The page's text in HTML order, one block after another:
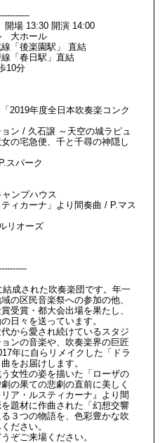
場 13:30 開演 14:00
大ホール
「後楽園駅」 直結
「春日駅」直結
10分
2019年度全日本吹奏楽コンク
ン / 久石譲 ～天空の城ラピュ
の宅急便、千と千尋の神隠し
スパーク
ンプハウス
ィカーナ」より間奏曲 / P.マス
リオーズ
成された吹奏楽団です。年一
の区民音楽祭への参加の他、
受賞・都大会出場を果たし、
日々を送っています。
から愛され続けているスタジ
ンの音楽や、吹奏楽界の巨匠
年に自らリメイクした「ドラ
をお届けします。
女性の姿を描いた「ローザの
の果ての悲劇の直前に美しく
ア・ルスティカーナ』より間
題材に作曲された「幻想交響
３つの物語を、色彩豊かな吹
ださい。
ぞご来場ください。